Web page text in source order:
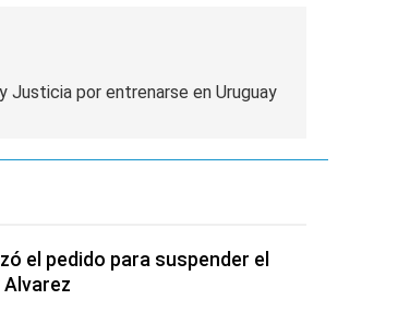
por entrenarse en Uruguay
el pedido para suspender el